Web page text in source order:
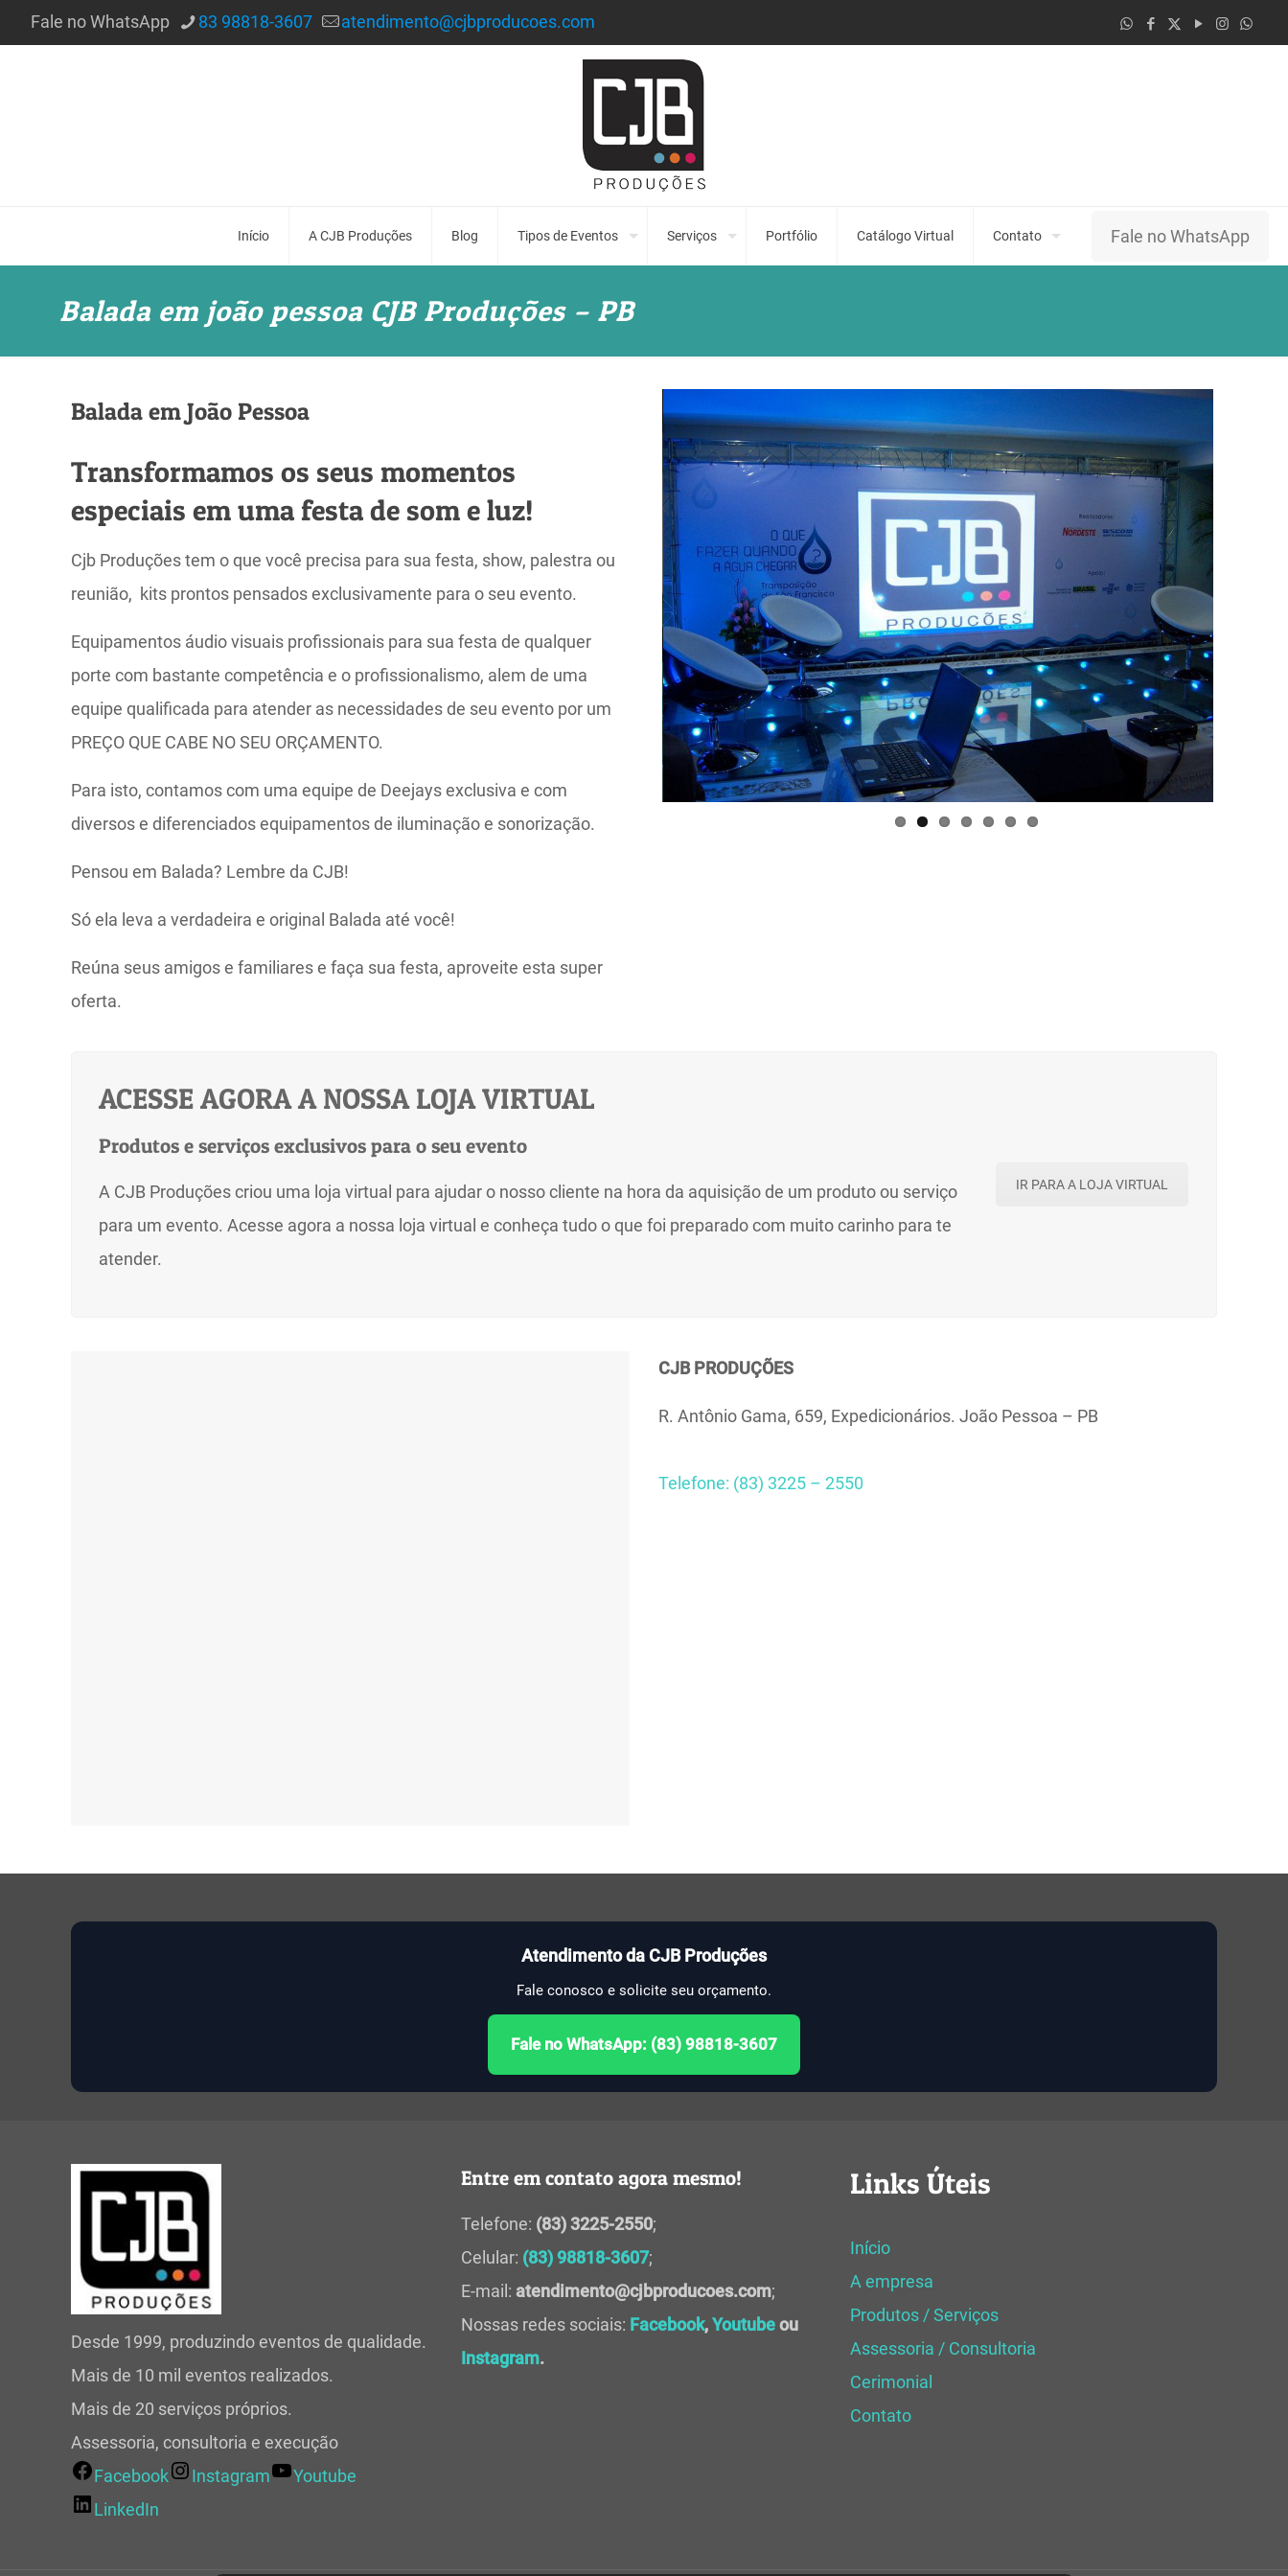
Fale no WhatsApp 83 98818-3607 atendimento@cjbproducoes.com
Início A CJB Produções Blog Tipos de Eventos Serviços Portfólio Catálogo Virtual Contato Fale no WhatsApp
Balada em joão pessoa CJB Produções – PB
Balada em João Pessoa
Transformamos os seus momentos
especiais em uma festa de som e luz!
Cjb Produções tem o que você precisa para sua festa, show, palestra ou
reunião, kits prontos pensados exclusivamente para o seu evento.
Equipamentos áudio visuais profissionais para sua festa de qualquer
porte com bastante competência e o profissionalismo, alem de uma
equipe qualificada para atender as necessidades de seu evento por um
PREÇO QUE CABE NO SEU ORÇAMENTO.
Para isto, contamos com uma equipe de Deejays exclusiva e com
diversos e diferenciados equipamentos de iluminação e sonorização.
Pensou em Balada? Lembre da CJB!
Só ela leva a verdadeira e original Balada até você!
Reúna seus amigos e familiares e faça sua festa, aproveite esta super
oferta.
ACESSE AGORA A NOSSA LOJA VIRTUAL
Produtos e serviços exclusivos para o seu evento
A CJB Produções criou uma loja virtual para ajudar o nosso cliente na hora da aquisição de um produto ou serviço
para um evento. Acesse agora a nossa loja virtual e conheça tudo o que foi preparado com muito carinho para te
atender.
IR PARA A LOJA VIRTUAL
CJB PRODUÇÕES
R. Antônio Gama, 659, Expedicionários. João Pessoa – PB
Telefone: (83) 3225 – 2550
Atendimento da CJB Produções
Fale conosco e solicite seu orçamento.
Fale no WhatsApp: (83) 98818-3607
Desde 1999, produzindo eventos de qualidade.
Mais de 10 mil eventos realizados.
Mais de 20 serviços próprios.
Assessoria, consultoria e execução
Facebook
Instagram
Youtube
LinkedIn
Entre em contato agora mesmo!
Telefone: (83) 3225-2550;
Celular: (83) 98818-3607;
E-mail: atendimento@cjbproducoes.com;
Nossas redes sociais: Facebook,Youtubeou
Instagram.
Links Úteis
Início
A empresa
Produtos / Serviços
Assessoria / Consultoria
Cerimonial
Contato